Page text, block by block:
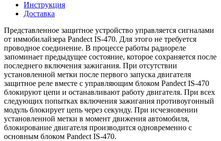
Инструкция
Доставка
Представленное защитное устройство управляется сигналами
от иммобилайзера Pandect IS-470. Для этого не требуется
проводное соединение. В процессе работы радиореле
запоминает предыдущее состояние, которое сохраняется после
последнего включения зажигания. При отсутствии
установленной метки после первого запуска двигателя
защитное реле вместе с управляющим блоком Pandect IS-470
блокируют цепи и останавливают работу двигателя. При всех
следующих попытках включения зажигания противоугонный
модуль блокирует цепь через секунду. При исчезновении
установленной метки в момент движения автомобиля,
блокирование двигателя производится одновременно с
основным блоком Pandect IS-470.